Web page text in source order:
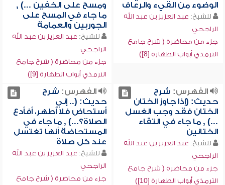
الوضوء من القيء والرعاف
للشيخ: عبد العزيز بن عبد الله
الراجحي
جزء من محاضرة ( شرح جامع
الترمذي أبواب الطهارة [8])
ومسح على الخفين ...) ,
ما جاء في المسح على
الجوربين والعمامة
للشيخ: عبد العزيز بن عبد الله
الراجحي
جزء من محاضرة ( شرح جامع
الترمذي أبواب الطهارة [9])
الفهرس: شرح
حديث: (إذا جاوز الختان
الختان فقد وجب الغسل
...) , ما جاء في التقاء
الختانين
للشيخ: عبد العزيز بن عبد الله
الراجحي
جزء من محاضرة ( شرح جامع
الترمذي أبواب الطهارة [10])
الفهرس: شرح
حديث: (.. إني
أستحاض فلا أطهر، أفأدع
الصلاة؟...) , ما جاء في
المستحاضة أنها تغتسل
عند كل صلاة
للشيخ: عبد العزيز بن عبد الله
الراجحي
جزء من محاضرة ( شرح جامع